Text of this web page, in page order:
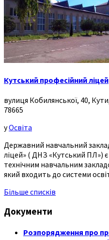
Кутський професійний ліцей
вулиця Кобилянської, 40,
78665
уОсвіта
Державний навчальний
ліцей» ( ДНЗ «Кутський ПЛ»)
технічним навчальним
який входить до системи
Більше списків
Документи
Розпорядження про